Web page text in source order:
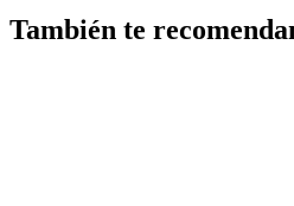
También te